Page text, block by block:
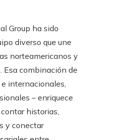
Group ha sido
diverso que une
norteamericanos y
Esa combinación de
internacionales,
– enriquece
historias,
y conectar